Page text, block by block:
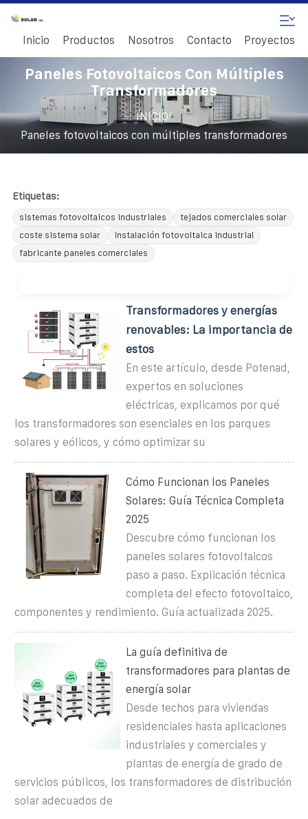
Inicio Productos Nosotros Contacto Proyectos
Paneles Fotovoltaicos Con Múltiples
Transformadores
INICIO/
Paneles fotovoltaicos con múltiples transformadores
Etiquetas:
sistemas fotovoltaicos industriales
tejados comerciales solar
coste sistema solar
instalación fotovoltaica industrial
fabricante paneles comerciales
Transformadores y energías
renovables: La importancia de
estos
En este artículo, desde Potenad,
expertos en soluciones
eléctricas, explicamos por qué
los transformadores son esenciales en los parques
solares y eólicos, y cómo optimizar su
Cómo Funcionan los Paneles
Solares: Guía Técnica Completa
2025
Descubre cómo funcionan los
paneles solares fotovoltaicos
paso a paso. Explicación técnica
completa del efecto fotovoltaico,
componentes y rendimiento. Guía actualizada 2025.
La guía definitiva de
transformadores para plantas de
energía solar
Desde techos para viviendas
residenciales hasta aplicaciones
industriales y comerciales y
plantas de energía de grado de
servicios públicos, los transformadores de distribución
solar adecuados de